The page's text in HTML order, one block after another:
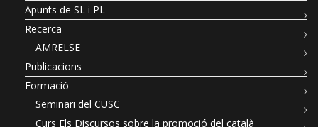
Apunts de SL i PL
Recerca
AMRELSE
Publicacions
Formació
Seminari del CUSC
Curs Els Discursos sobre la promoció del català